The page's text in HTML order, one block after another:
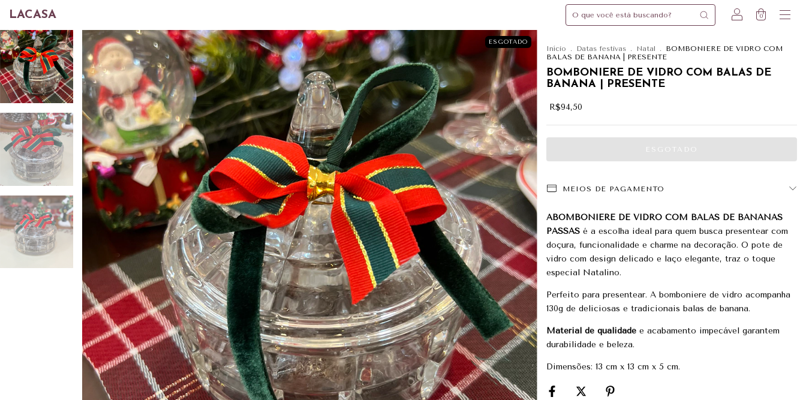
LACASA 0
ESGOTADO
Início . Datas festivas . Natal .
BOMBONIERE DE VIDRO COM
BALAS DE BANANA | PRESENTE
BOMBONIERE DE VIDRO COM BALAS DE
BANANA | PRESENTE
R$94,50
MEIOS DE PAGAMENTO
ABOMBONIERE DE VIDRO COM BALAS DE BANANAS
PASSAS é a escolha ideal para quem busca presentear com
doçura, funcionalidade e charme na decoração. O pote de
vidro com design delicado e laço elegante, traz o toque
especial Natalino.
Perfeito para presentear. A bomboniere de vidro acompanha
130g de deliciosas e tradicionais balas de banana.
Material de qualidade e acabamento impecável garantem
durabilidade e beleza.
Dimensões: 13 cm x 13 cm x 5 cm.